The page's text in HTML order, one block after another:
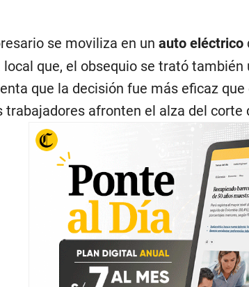
se moviliza en un auto eléctrico
local que, el obsequio se trató
que la decisión fue más eficaz
trabajadores afronten el alza del corte